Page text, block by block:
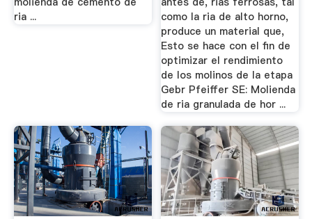
ria ...
como la ria de alto horno,
produce un material que,
Esto se hace con el fin de
optimizar el rendimiento
de los molinos de la etapa
Gebr Pfeiffer SE: Molienda
de ria granulada de hor ...